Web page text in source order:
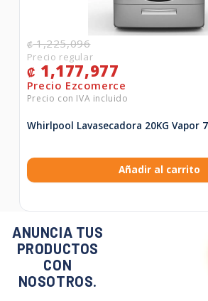
₡1,225,096
₡ 1,177,977
Whirlpool Lavasecadora 20KG Vapor
Añadir al carrito
ANUNCIA TUS
PRODUCTOS
CON
NOSOTROS.